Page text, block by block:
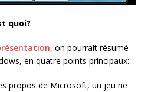
quoi?
, on pourrait résumé
en quatre points principaux:
propos de Microsoft, un jeu ne